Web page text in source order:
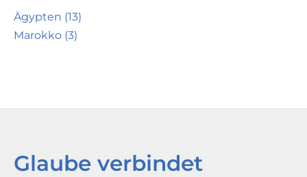
Ägypten (13)
Marokko (3)
Glaube verbindet